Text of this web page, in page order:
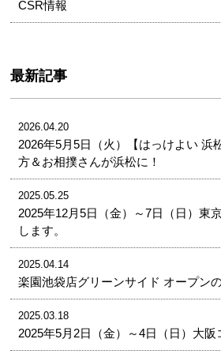
CSR情報
最新記事
2026.04.20
2026年5月5日（火）【はっけよい 浜
方＆お相撲さんが浜松に！
2025.05.25
2025年12月5日（金）～7日（日）東
します。
2025.04.14
楽園池袋店グリーンサイド オープン
2025.03.18
2025年5月2日（金）～4日（日）大阪